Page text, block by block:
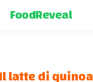
FoodReveal
Il latte di quinoa